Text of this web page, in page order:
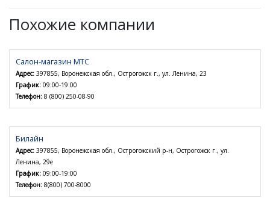
Похожие компании
Салон-магазин МТС
Адрес: 397855, Воронежская обл., Острогожск г., ул. Ленина, 23
График: 09:00-19:00
Телефон: 8 (800) 250-08-90
Билайн
Адрес: 397855, Воронежская обл., Острогожский р-н, Острогожск г., ул.
Ленина, 29е
График: 09:00-19:00
Телефон: 8(800) 700-8000